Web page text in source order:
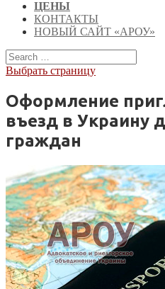
ЦЕНЫ
КОНТАКТЫ
НОВЫЙ САЙТ «АРОУ»
Выбрать страницу
Оформление
въезд в Украину
граждан